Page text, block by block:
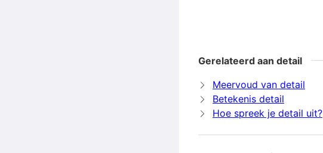
Gerelateerd aan detail
Meervoud van detail
Betekenis detail
Hoe spreek je detail uit?